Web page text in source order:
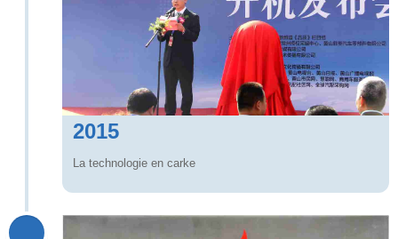
2015
La technologie en carke